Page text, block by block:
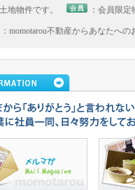
土地物件です。 ：会員限
：momotarou不動産からあなたへの